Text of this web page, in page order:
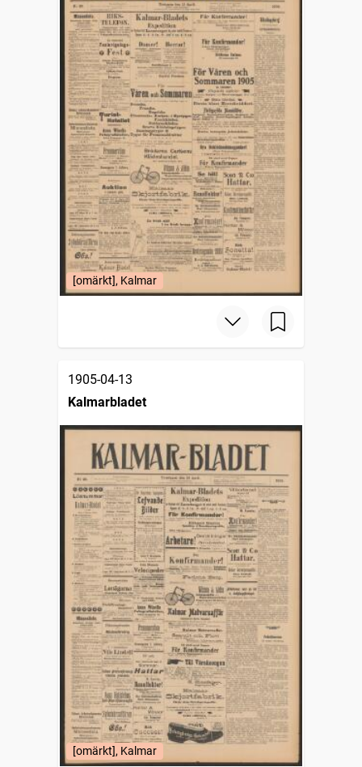
[omärkt], Kalmar
1905-04-13
Kalmarbladet
[omärkt], Kalmar